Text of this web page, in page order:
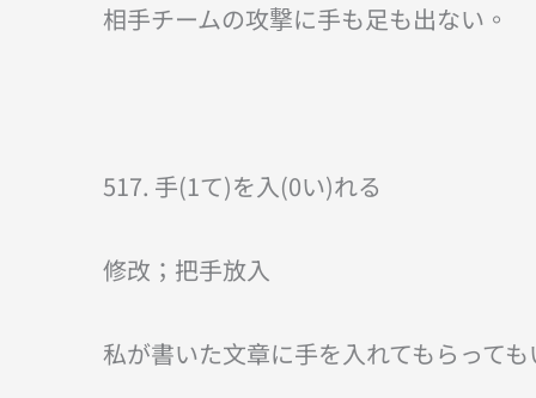
相手チームの攻撃に手も足も出ない。
517. 手(1て)を入(0い)れる
修改；把手放入
私が書いた文章に手を入れてもらっても